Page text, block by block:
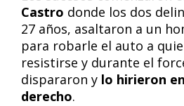
Castro donde los dos
27 años, asaltaron a un
para robarle el auto a
resistirse y durante el
dispararon y lo hirieron
derecho.